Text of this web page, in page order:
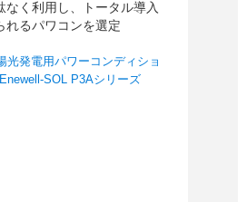
なく利用し、トータル導入
れるパワコンを選定
光発電用パワーコンディショ
SOL P3Aシリーズ